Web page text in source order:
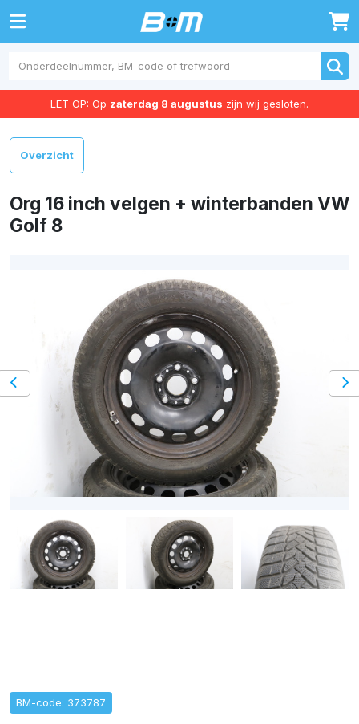
0
LET OP: Op zaterdag 8 augustus zijn wij gesloten.
Overzicht
Org 16 inch velgen + winterbanden VW
Golf 8
BM-code: 373787